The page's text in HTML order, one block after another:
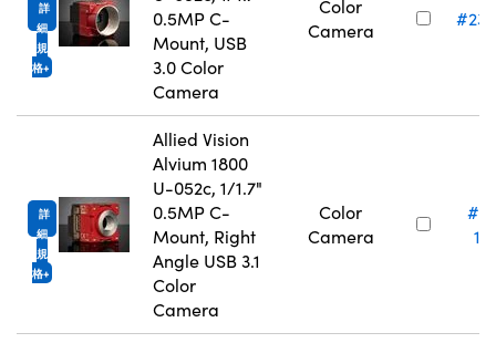
詳
細
規
格
0.5MP C-
Mount, USB
3.0 Color
Camera
Color
Camera
#23-
詳
細
規
格
Allied Vision
Alvium 1800
U-052c, 1/1.7"
0.5MP C-
Mount, Right
Angle USB 3.1
Color
Camera
Color
Camera